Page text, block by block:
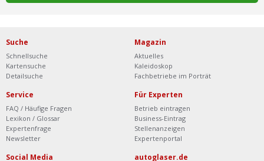
Suche
Schnellsuche
Kartensuche
Detailsuche
Magazin
Aktuelles
Kaleidoskop
Fachbetriebe im Porträt
Service
FAQ / Häufige Fragen
Lexikon / Glossar
Expertenfrage
Newsletter
Für Experten
Betrieb eintragen
Business-Eintrag
Stellenanzeigen
Expertenportal
Social Media autoglaser.de